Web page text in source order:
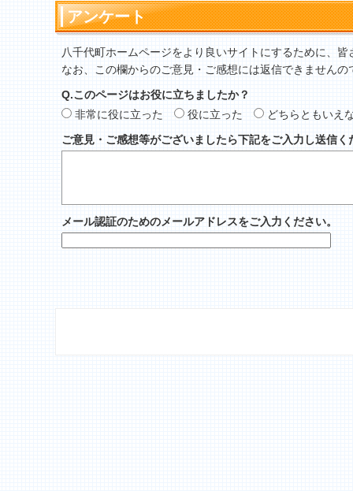
アンケート
八千代町ホームページをより良いサイトにするために、
なお、この欄からのご意見・ご感想には返信できませんの
Q.このページはお役に立ちましたか？
非常に役に立った
役に立った
どちらともいえ
ご意見・ご感想等がございましたら下記をご入力し送信く
メール認証のためのメールアドレスをご入力ください。